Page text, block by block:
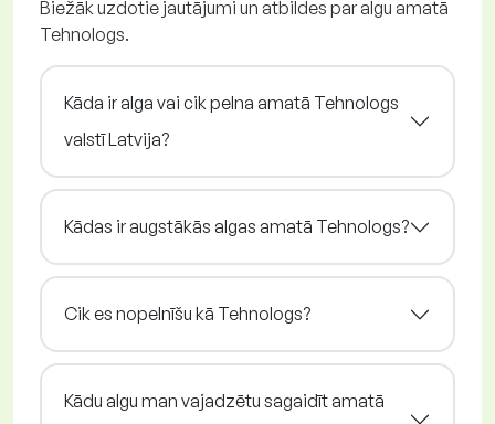
Biežāk uzdotie jautājumi un atbildes par algu amatā
Tehnologs.
Kāda ir alga vai cik pelna amatā Tehnologs
valstī Latvija?
Kādas ir augstākās algas amatā Tehnologs?
Cik es nopelnīšu kā Tehnologs?
Kādu algu man vajadzētu sagaidīt amatā